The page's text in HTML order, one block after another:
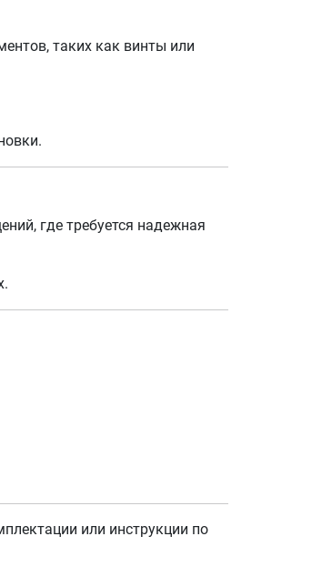
таких как винты или
где требуется надежная
или инструкции по